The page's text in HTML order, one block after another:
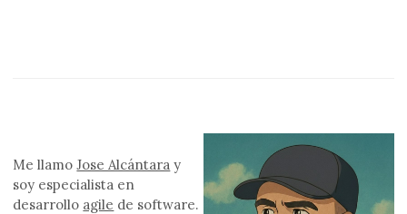
Me llamoJose Alcántara y
soy especialista en
desarrollo agile de software.